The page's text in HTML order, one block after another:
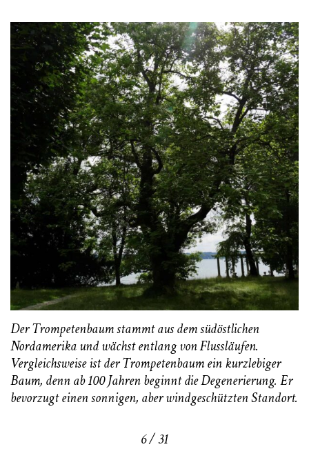
Der Trompetenbaum stammt aus dem südöstlichen
Nordamerika und wächst entlang von Flussläufen.
Vergleichsweise ist der Trompetenbaum ein kurzlebiger
Baum, denn ab 100 Jahren beginnt die Degenerierung. Er
bevorzugt einen sonnigen, aber windgeschützten Standort.
6 / 31